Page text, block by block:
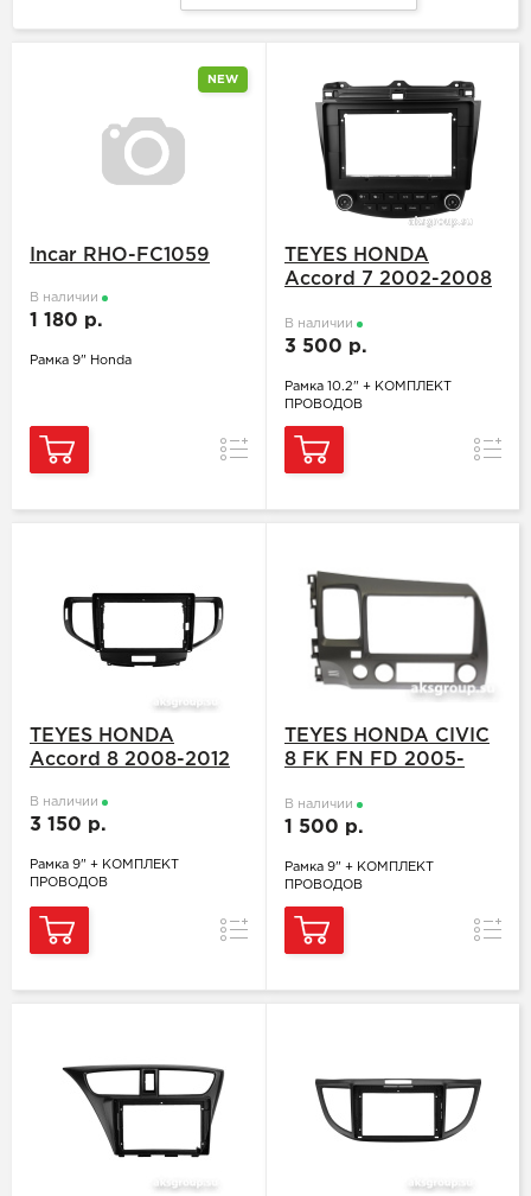
NEW
Incar RHO-FC1059
В наличии
1 180 р.
Рамка 9" Honda
Сравнение
TEYES HONDA
Accord 7 2002-2008
В наличии
3 500 р.
Рамка 10.2" + КОМПЛЕКТ
ПРОВОДОВ
TEYES HONDA
Accord 8 2008-2012
В наличии
3 150 р.
Рамка 9" + КОМПЛЕКТ
ПРОВОДОВ
Сравнение
TEYES HONDA CIVIC
8 FK FN FD 2005-
В наличии
1 500 р.
Рамка 9" + КОМПЛЕКТ
ПРОВОДОВ